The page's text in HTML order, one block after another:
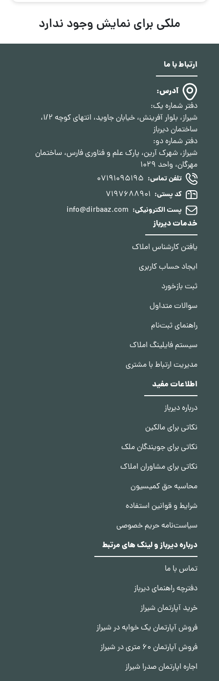
ملکی برای نمایش وجود ندارد
ارتباط با ما
آدرس:
دفتر شماره یک:
شیراز، بلوار آفرینش، خیابان جاوید، انتهای کوچه 1/2،
ساختمان دیرباز
دفتر شماره دو:
شیراز، شهرک آرین، پارک علم و فناوری فارس، ساختمان
مهرگان، واحد 1029
تلفن تماس: 07191095195
کد پستی: 7197688901
پست الکترونیکی: info@dirbaaz.com
خدمات دیرباز
یافتن کارشناس املاک
ایجاد حساب کاربری
ثبت بازخورد
سوالات متداول
راهنمای ثبت‌نام
سیستم فایلینگ املاک
مدیریت ارتباط با مشتری
اطلاعات مفید
درباره دیرباز
نکاتی برای مالکین
نکاتی برای جویندگان ملک
نکاتی برای مشاوران املاک
محاسبه حق کمیسیون
شرایط و قوانین استفاده
سیاست‌نامه حریم خصوصی
درباره دیرباز و لینک های مرتبط
تماس با ما
دفترچه راهنمای دیرباز
خرید آپارتمان شیراز
فروش آپارتمان یک خوابه در شیراز
فروش آپارتمان 60 متری در شیراز
اجاره اپارتمان صدرا شیراز